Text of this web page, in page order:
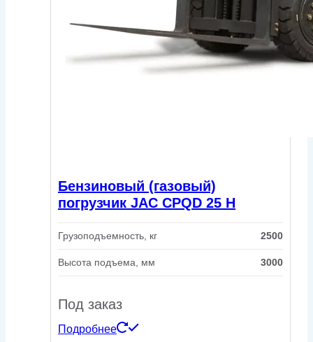
Бензиновый (газовый)
погрузчик JAC CPQD 25 H
Грузоподъемность, кг 2500
Высота подъема, мм 3000
Под заказ
Подробнее